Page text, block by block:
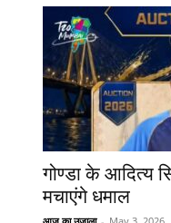
गोण्डा के आदित्य
मचाएंगे धमाल